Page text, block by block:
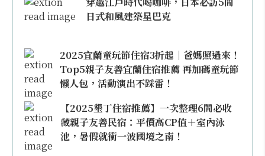
日式和風建築星巴克
2025宜蘭童玩節住宿3折起｜爸媽照過來！
Top5親子友善宜蘭住宿推薦 再加碼童玩節
懶人包，活動演出不踩雷！
【2025墾丁住宿推薦】一次整理6間必收
藏親子友善民宿：平價高CP值＋室內泳
池，暑假就衝一波國境之南！